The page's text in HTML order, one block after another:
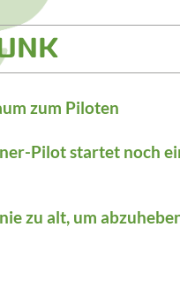
zum Piloten
Pilot startet noch
zu alt, um